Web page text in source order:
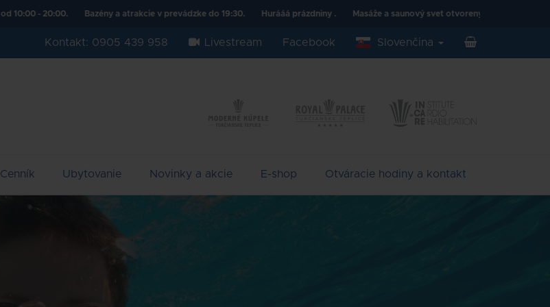
Bazény a atrakcie v prevádzke do 19:30. Hurááá prázdniny . Masáže a saunový svet otvorený.
Kontakt: 0905 439 958 Livestream Facebook Slovenčina
Cenník Ubytovanie Novinky a akcie E-shop Otváracie hodiny a kontakt